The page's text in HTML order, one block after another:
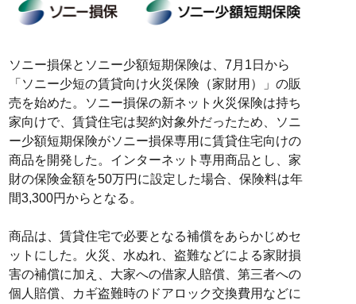
ソニー損保とソニー少額短期保険は、7月1日から
「ソニー少短の賃貸向け火災保険（家財用）」の販
売を始めた。ソニー損保の新ネット火災保険は持ち
家向けで、賃貸住宅は契約対象外だったため、ソニ
ー少額短期保険がソニー損保専用に賃貸住宅向けの
商品を開発した。インターネット専用商品とし、家
財の保険金額を50万円に設定した場合、保険料は年
間3,300円からとなる。
商品は、賃貸住宅で必要となる補償をあらかじめセ
ットにした。火災、水ぬれ、盗難などによる家財損
害の補償に加え、大家への借家人賠償、第三者への
個人賠償、カギ盗難時のドアロック交換費用などに